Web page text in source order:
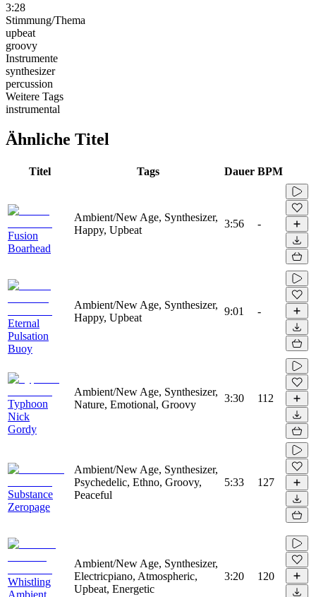
3:28
Stimmung/Thema
upbeat
groovy
Instrumente
synthesizer
percussion
Weitere Tags
instrumental
Ähnliche Titel
Titel Tags Dauer BPM
Fusion
Boarhead
Ambient/New Age, Synthesizer,
Happy, Upbeat
3:56 -
Eternal
Pulsation
Buoy
Ambient/New Age, Synthesizer,
Happy, Upbeat
9:01 -
Typhoon
Nick
Gordy
Ambient/New Age, Synthesizer,
Nature, Emotional, Groovy
3:30 112
Substance
Zeropage
Ambient/New Age, Synthesizer,
Psychedelic, Ethno, Groovy,
Peaceful
5:33 127
Whistling
Ambient
Ambient/New Age, Synthesizer,
Electricpiano, Atmospheric,
Upbeat, Energetic
3:20 120